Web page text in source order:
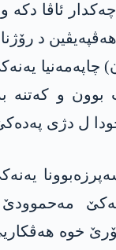
ئاڤا دکە
د
چاپەمەنیا
بوون و کەتنە
ل دژی
خوە